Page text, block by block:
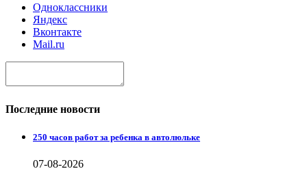
Одноклассники
Яндекс
Вконтакте
Mail.ru
Последние новости
250 часов работ за ребенка в автолюльке
07-08-2026